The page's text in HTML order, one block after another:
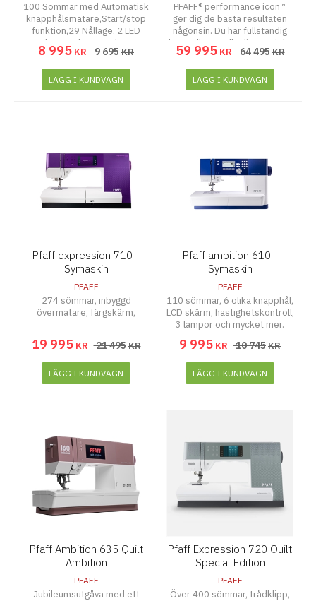
100 Sömmar med Automatisk
knapphålsmätare,Start/stop
funktion,29 Nålläge, 2 LED
lampor, bara 6,7 kg.
8 995 KR 9 695KR
LÄGG I KUNDVAGN
PFAFF® performance icon™
ger dig de bästa resultaten
någonsin. Du har fullständig
kontroll över alla dina projekt
in i minsta detalj – låt dig
imponeras av fantastiska
möjligheter.
59 995 KR 64 495KR
LÄGG I KUNDVAGN
Pfaff expression 710 -
Symaskin
PFAFF
274 sömmar, inbyggd
övermatare, färgskärm,
19 995 KR 21 495KR
LÄGG I KUNDVAGN
Pfaff ambition 610 -
Symaskin
PFAFF
110 sömmar, 6 olika knapphål,
LCD skärm, hastighetskontroll,
3 lampor och mycket mer.
9 995 KR 10 745KR
LÄGG I KUNDVAGN
Pfaff Ambition 635 Quilt
Ambition
PFAFF
Jubileumsutgåva med ett
Pfaff Expression 720 Quilt
Special Edition
PFAFF
Över 400 sömmar, trådklipp,